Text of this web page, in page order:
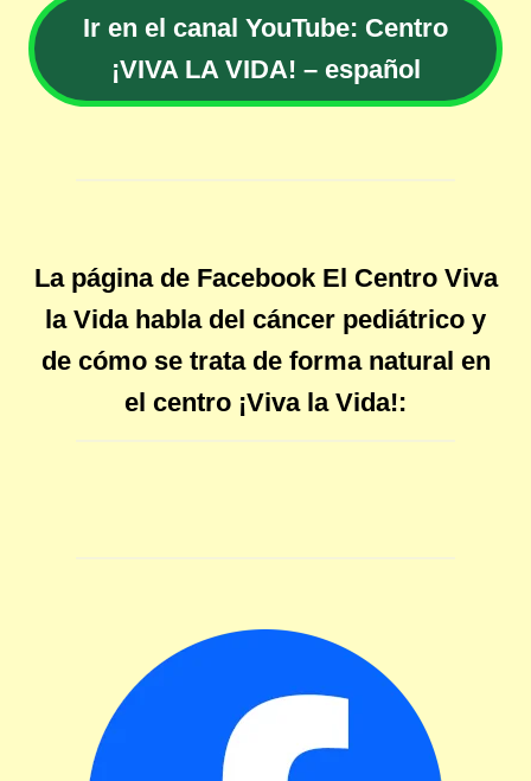
Ir en el canal YouTube: Centro
¡VIVA LA VIDA! – español
La página de Facebook El Centro Viva
la Vida habla del cáncer pediátrico y
de cómo se trata de forma natural en
el centro ¡Viva la Vida!: